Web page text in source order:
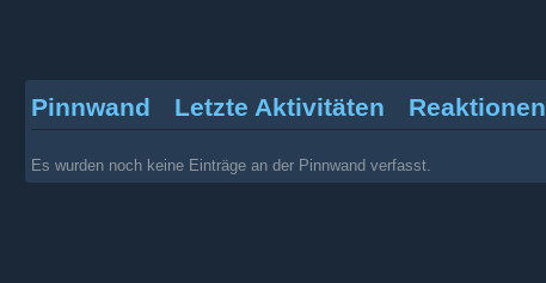
Pinnwand Letzte Aktivitäten Reaktionen
Es wurden noch keine Einträge an der Pinnwand verfasst.